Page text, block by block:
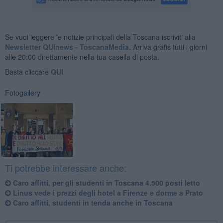
Se vuoi leggere le notizie principali della Toscana iscriviti alla
Newsletter QUInews - ToscanaMedia. Arriva gratis tutti i giorni
alle 20:00 direttamente nella tua casella di posta.
Basta cliccare QUI
Fotogallery
Ti potrebbe interessare anche:
Caro affitti, per gli studenti in Toscana 4.500 posti letto
Linus vede i prezzi degli hotel a Firenze e dorme a Prato
Caro affitti, studenti in tenda anche in Toscana